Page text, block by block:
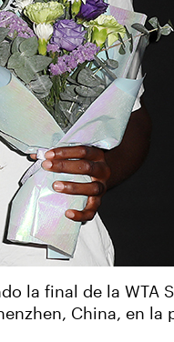
la final de la WTA
China, en la